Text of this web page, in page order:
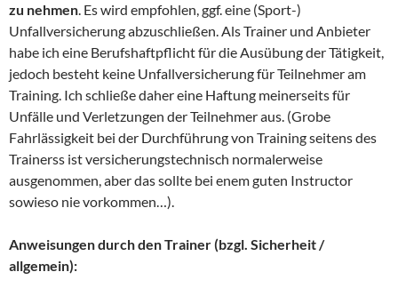
zu nehmen. Es wird empfohlen, ggf. eine (Sport-)
Unfallversicherung abzuschließen. Als Trainer und Anbieter
habe ich eine Berufshaftpflicht für die Ausübung der Tätigkeit,
jedoch besteht keine Unfallversicherung für Teilnehmer am
Training. Ich schließe daher eine Haftung meinerseits für
Unfälle und Verletzungen der Teilnehmer aus. (Grobe
Fahrlässigkeit bei der Durchführung von Training seitens des
Trainerss ist versicherungstechnisch normalerweise
ausgenommen, aber das sollte bei enem guten Instructor
sowieso nie vorkommen…).
Anweisungen durch den Trainer (bzgl. Sicherheit /
allgemein):